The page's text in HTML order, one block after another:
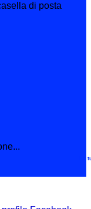
di posta
Le